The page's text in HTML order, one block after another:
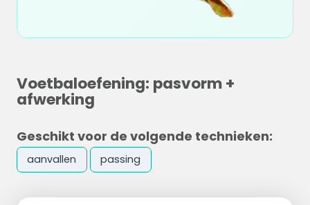
Voetbaloefening: pasvorm +
afwerking
Geschikt voor de volgende technieken:
aanvallen passing